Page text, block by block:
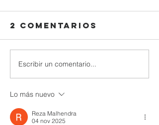
2 comentarios
Escribir un comentario...
Lo más nuevo
Reza Malhendra
04 nov 2025